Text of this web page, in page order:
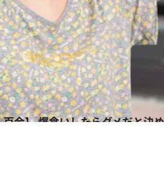
会】 爆食いしたらダメだと決